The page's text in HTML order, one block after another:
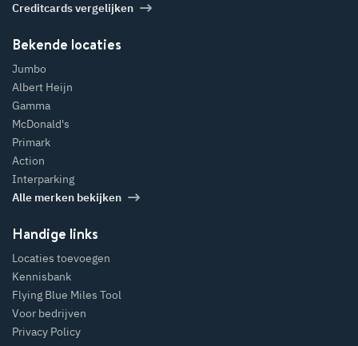
Creditcards vergelijken
Bekende locaties
Jumbo
Albert Heijn
Gamma
McDonald's
Primark
Action
Interparking
Alle merken bekijken
Handige links
Locaties toevoegen
Kennisbank
Flying Blue Miles Tool
Voor bedrijven
Privacy Policy